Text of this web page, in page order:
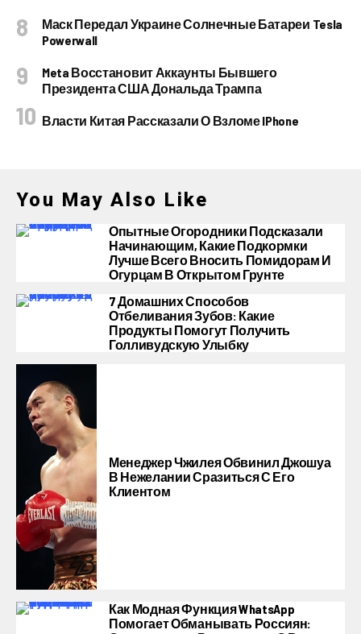
Маск Передал Украине Солнечные Батареи Tesla
Powerwall
Meta Восстановит Аккаунты Бывшего
Президента США Дональда Трампа
Власти Китая Рассказали О Взломе IPhone
You May Also Like
Опытные Огородники Подсказали
Начинающим, Какие Подкормки
Лучше Всего Вносить Помидорам И
Огурцам В Открытом Грунте
7 Домашних Способов
Отбеливания Зубов: Какие
Продукты Помогут Получить
Голливудскую Улыбку
Менеджер Чжилея Обвинил Джошуа
В Нежелании Сразиться С Его
Клиентом
Как Модная Функция WhatsApp
Помогает Обманывать Россиян: